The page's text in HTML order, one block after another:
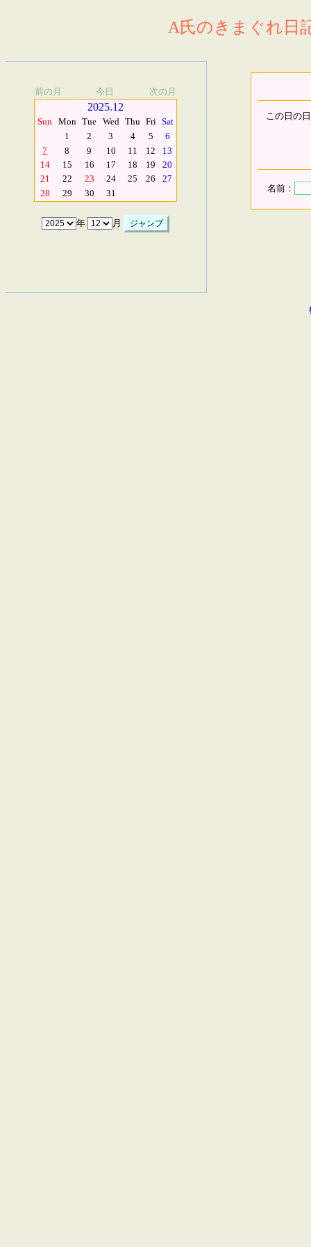
A氏のきまぐれ日
前の月 今日 次の月
2025.12
Sun Mon Tue Wed Thu Fri Sat
1
2 3 4 5
6
7
8 9 10 11 12
13
14
15 16 17 18 19
20
21
22 23 24 25 26
27
28
29 30 31
年 月
この日の
名前：